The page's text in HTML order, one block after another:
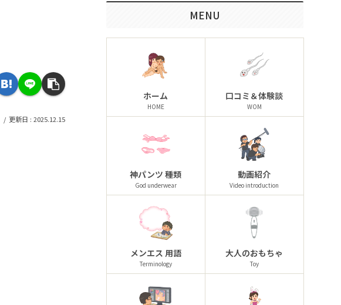
2025.12.15
MENU
ホーム
HOME
口コミ＆体験談
WOM
神パンツ 種類
God underwear
動画紹介
Video introduction
メンエス 用語
Terminology
大人のおもちゃ
Toy